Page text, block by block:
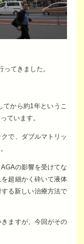
てきました。
から約1年というこ
ています。
で、ダブルマトリッ
の影響を受けてな
超細かく砕いて液体
る新しい治療方法で
ますが、今回がその